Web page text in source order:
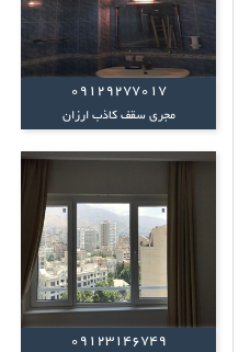
09129277017
مجری سقف کاذب ارزان
09123146749